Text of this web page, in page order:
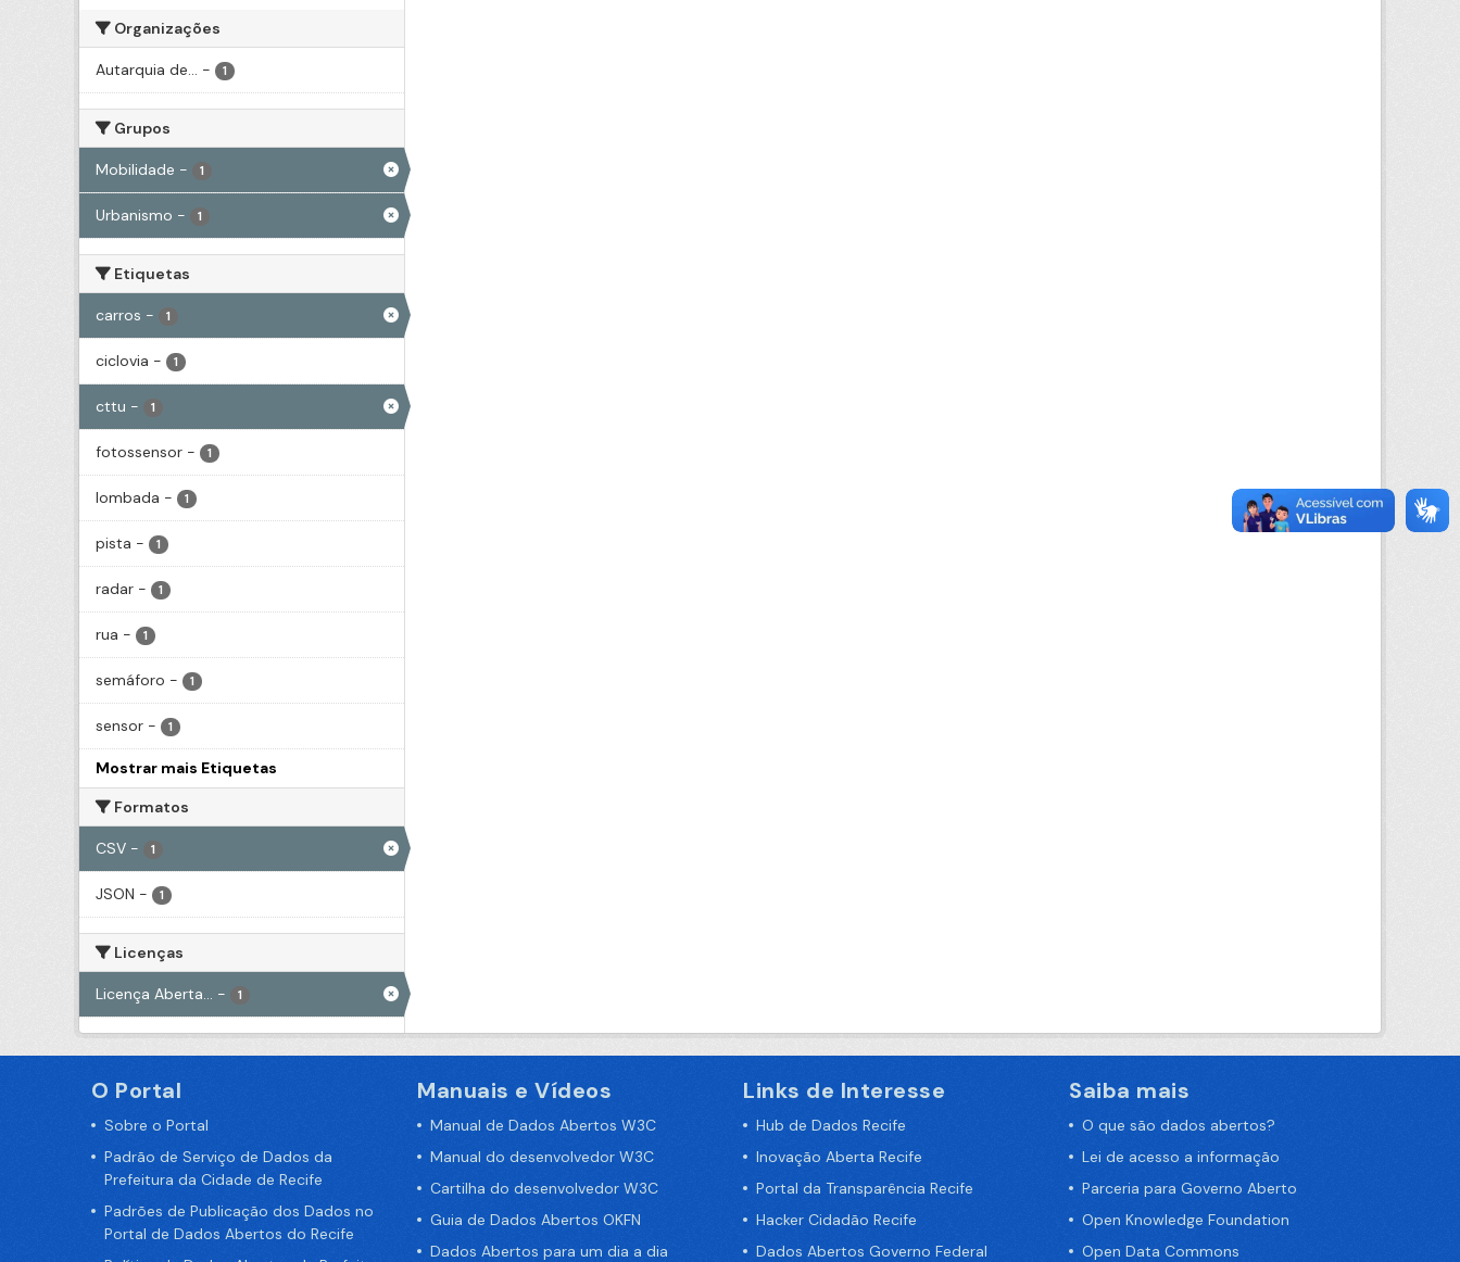
Organizações
Autarquia de... - 1
Grupos
Mobilidade - 1
Urbanismo - 1
Etiquetas
carros - 1
ciclovia - 1
cttu - 1
fotossensor - 1
lombada - 1
pista - 1
radar - 1
rua - 1
semáforo - 1
sensor - 1
Mostrar mais Etiquetas
Formatos
CSV - 1
JSON - 1
Licenças
Licença Aberta... - 1
O Portal
Sobre o Portal
Padrão de Serviço de Dados da
Prefeitura da Cidade de Recife
Padrões de Publicação dos Dados no
Portal de Dados Abertos do Recife
Manuais e Vídeos
Manual de Dados Abertos W3C
Manual do desenvolvedor W3C
Cartilha do desenvolvedor W3C
Guia de Dados Abertos OKFN
Dados Abertos para um dia a dia
Links de Interesse
Hub de Dados Recife
Inovação Aberta Recife
Portal da Transparência Recife
Hacker Cidadão Recife
Dados Abertos Governo Federal
Saiba mais
O que são dados abertos?
Lei de acesso a informação
Parceria para Governo Aberto
Open Knowledge Foundation
Open Data Commons